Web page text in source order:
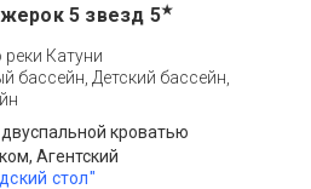
5 звезд 5★
реки Катуни
бассейн, Детский бассейн,
кроватью
Агентский
стол"